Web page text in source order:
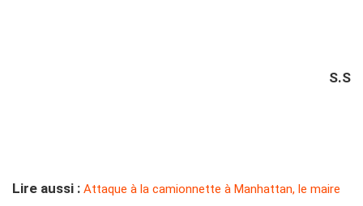
S.S
Lire aussi : Attaque à la camionnette à Manhattan, le maire